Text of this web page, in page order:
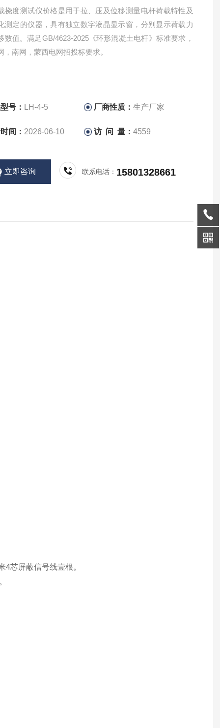
挠度测试仪价格是用于拉、压及位移测量电杆荷载特性及
测定的仪器，具有独立数字液晶显示窗，分别显示荷载力
数值。满足GB/4623-2025《环形混凝土电杆》标准要求，
，南网，蒙西电网招投标要求。
号： LH-4-5 厂商性质：生产厂家
间： 2026-06-10 访 问 量：4559
立即咨询 联系电话： 15801328661
芯屏蔽信号线壹根。